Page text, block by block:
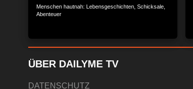
Menschen hautnah: Lebensgeschichten, Schicksale,
Abenteuer
ÜBER DAILYME TV
DATENSCHUTZ